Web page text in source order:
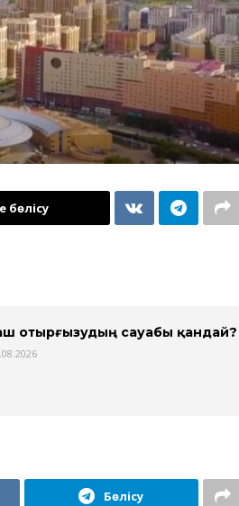
бөлісу
отырғызудың сауабы қандай?
Бөлісу